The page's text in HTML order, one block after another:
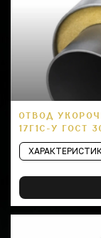
ОТВОД
17Г1С-У ГОСТ